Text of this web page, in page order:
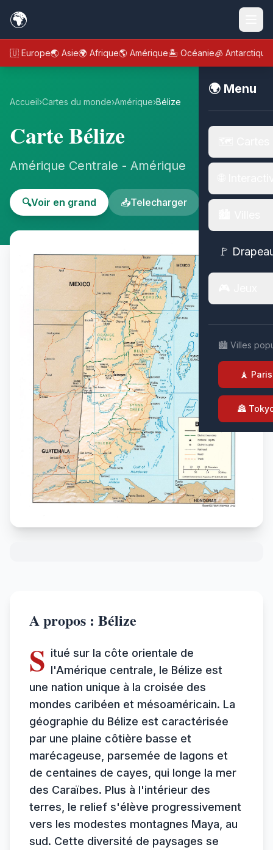
🌍
🇪🇺 Europe🌏 Asie🌍 Afrique🌎 Amérique🏝️ Océanie🧊 Antarctique
🌍 Menu
🚩
🏙️ Villes
🗼 Paris
🏯
Accueil›Cartes du monde›Amérique›Bélize
Carte Bélize
Amérique Centrale - Amérique
🔍Voir en grand 📥Telecharger
A propos : Bélize
S itué sur la côte orientale de
l'Amérique centrale, le Bélize est
une nation unique à la croisée des
mondes caribéen et mésoaméricain. La
géographie du Bélize est caractérisée
par une plaine côtière basse et
marécageuse, parsemée de lagons et
de centaines de cayes, qui longe la mer
des Caraïbes. Plus à l'intérieur des
terres, le relief s'élève progressivement
vers les modestes montagnes Maya, au
sud. Cette diversité de paysages se